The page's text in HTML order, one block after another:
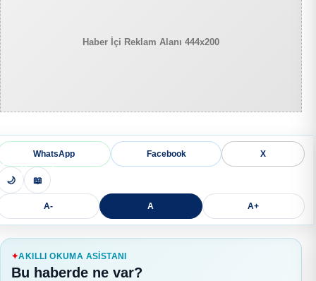
Haber İçi Reklam Alanı 444x200
WhatsApp Facebook X
🌙 📖
A- A A+
AKILLI OKUMA ASISTANI
Bu haberde ne var?